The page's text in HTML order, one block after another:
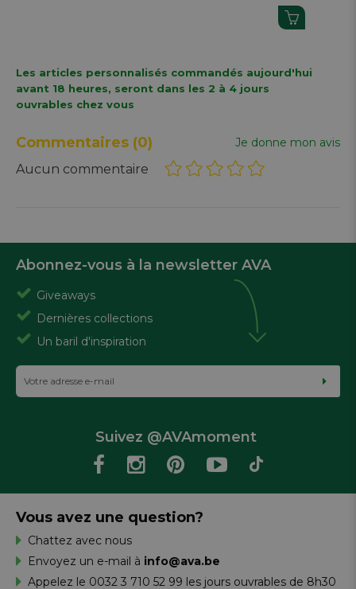
Les articles personnalisés commandés aujourd'hui
avant 18 heures, seront dans les 2 à 4 jours
ouvrables chez vous
Commentaires (0) Je donne mon avis
Aucun commentaire
Abonnez-vous à la newsletter AVA
Giveaways
Dernières collections
Un baril d'inspiration
Suivez @AVAmoment
Vous avez une question?
Chattez avec nous
Envoyez un e-mail à info@ava.be
Appelez le 0032 3 710 52 99 les jours ouvrables de 8h30